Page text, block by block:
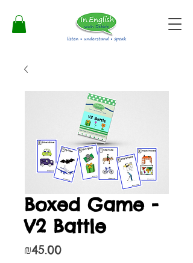
Boxed Game -
V2 Battle
₪45.00Price